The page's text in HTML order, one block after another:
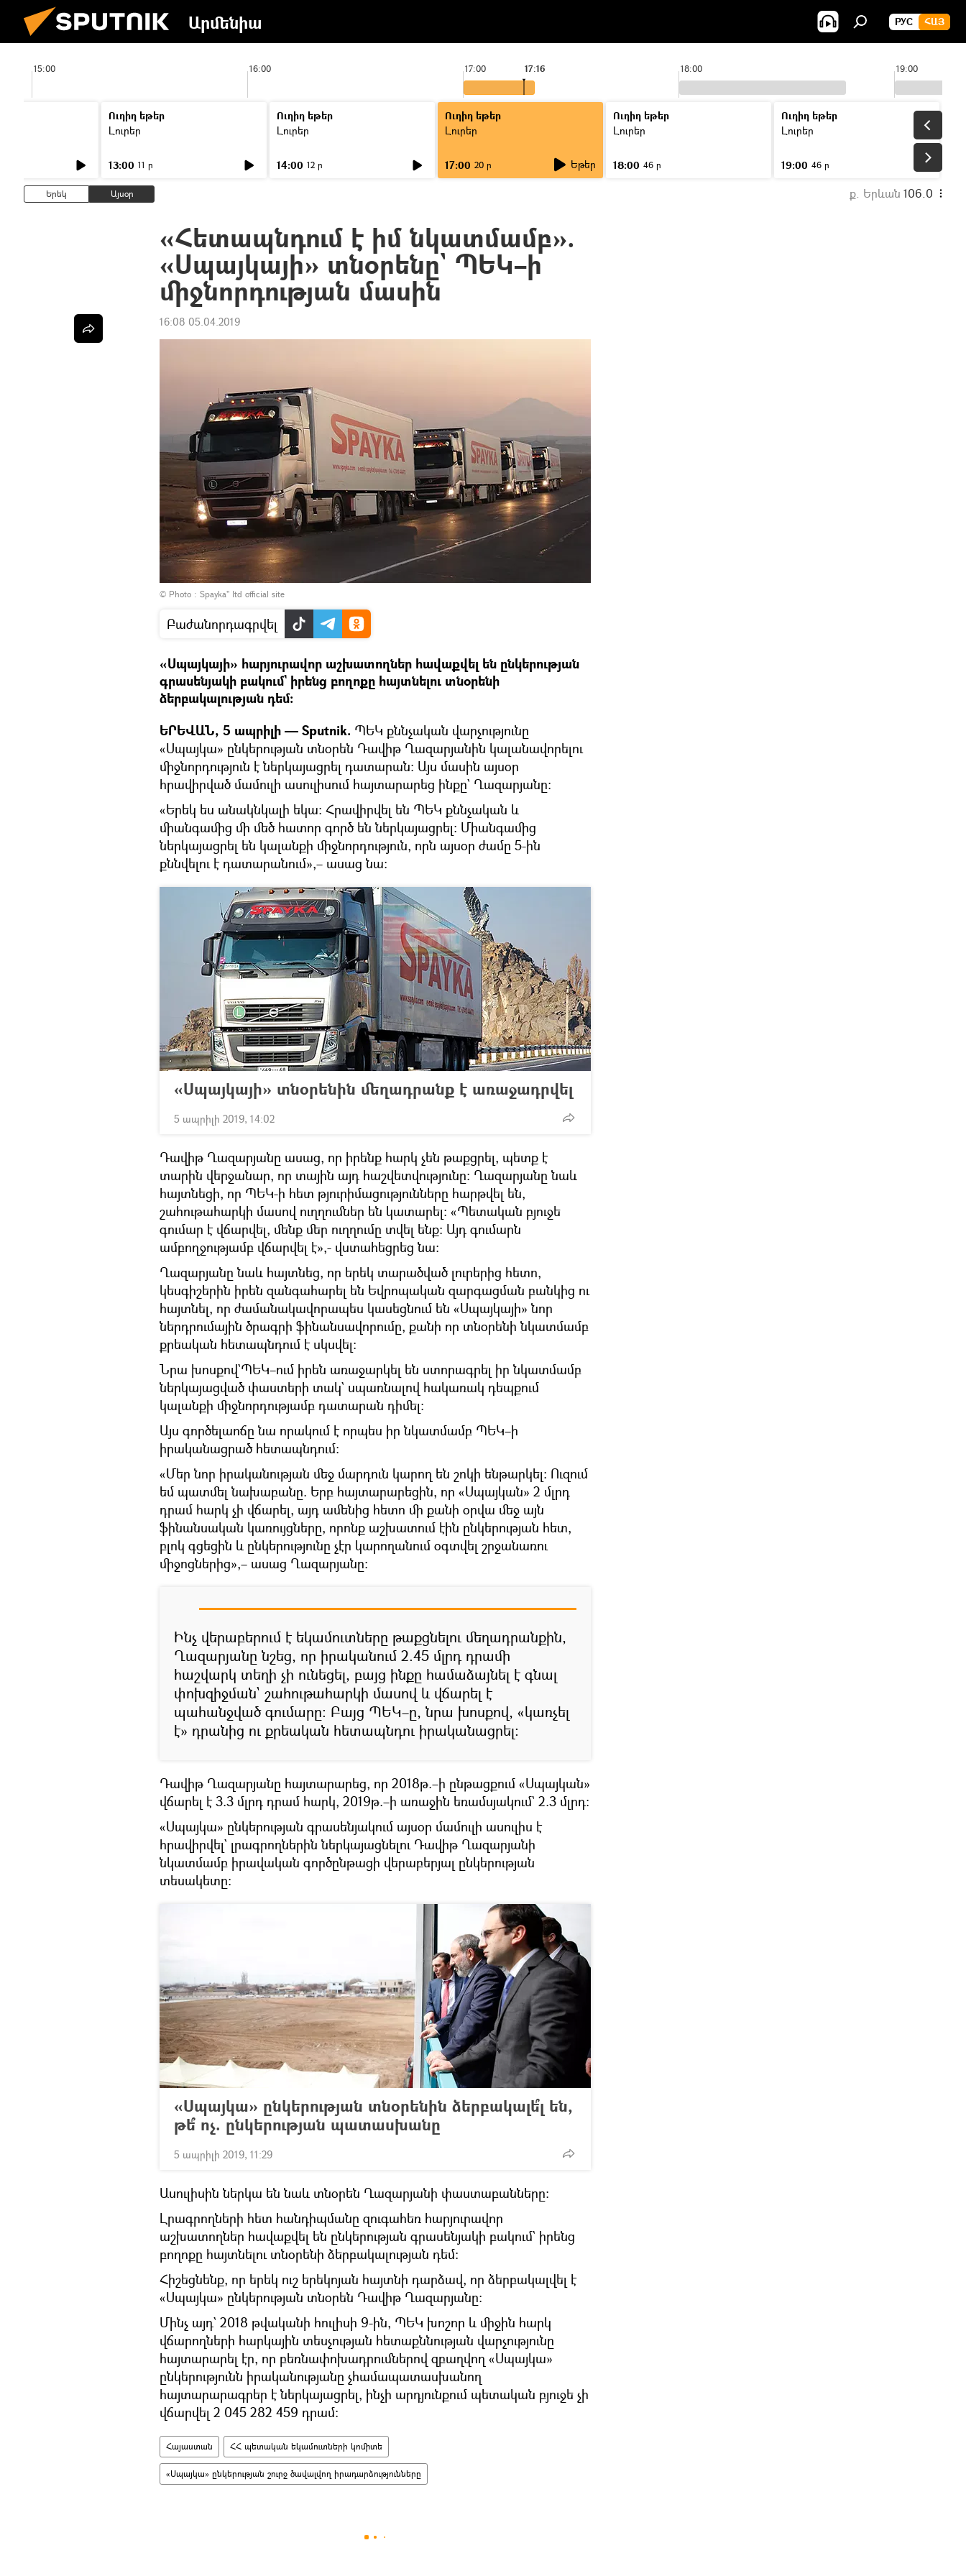
Արմենիա РУС ՀԱՅ
15:00 16:00 17:00 18:00 19:00
17:16
Ուղիղ եթեր
Լուրեր
13:00 11 ր
Ուղիղ եթեր
Լուրեր
14:00 12 ր
Ուղիղ եթեր
Լուրեր
17:00 20 ր Եթեր
Ուղիղ եթեր
Լուրեր
18:00 46 ր
Ուղիղ եթեր
Լուրեր
19:00 46 ր
Երեկ Այսօր ք. Երևան 106.0
«Հետապնդում է իմ նկատմամբ».
«Սպայկայի» տնօրենը` ՊԵԿ–ի
միջնորդության մասին
16:08 05.04.2019
© Photo : Spayka" ltd official site
Բաժանորդագրվել
«Սպայկայի» հարյուրավոր աշխատողներ հավաքվել են ընկերության
գրասենյակի բակում` իրենց բողոքը հայտնելու տնօրենի
ձերբակալության դեմ։
ԵՐԵՎԱՆ, 5 ապրիլի — Sputnik. ՊԵԿ քննչական վարչությունը
«Սպայկա» ընկերության տնօրեն Դավիթ Ղազարյանին կալանավորելու
միջնորդություն է ներկայացրել դատարան։ Այս մասին այսօր
հրավիրված մամուլի ասուլիսում հայտարարեց ինքը` Ղազարյանը։
«Երեկ ես անակնկալի եկա։ Հրավիրվել են ՊԵԿ քննչական և
միանգամից մի մեծ հատոր գործ են ներկայացրել։ Միանգամից
ներկայացրել են կալանքի միջնորդություն, որն այսօր ժամը 5-ին
քննվելու է դատարանում»,– ասաց նա։
«Սպայկայի» տնօրենին մեղադրանք է առաջադրվել
5 ապրիլի 2019, 14:02
Դավիթ Ղազարյանը ասաց, որ իրենք հարկ չեն թաքցրել, պետք է
տարին վերջանար, որ տային այդ հաշվետվությունը: Ղազարյանը նաև
հայտնեցի, որ ՊԵԿ-ի հետ թյուրիմացությունները հարթվել են,
շահութահարկի մասով ուղղումներ են կատարել: «Պետական բյուջե
գումար է վճարվել, մենք մեր ուղղումը տվել ենք: Այդ գումարն
ամբողջությամբ վճարվել է»,- վստահեցրեց նա:
Ղազարյանը նաև հայտնեց, որ երեկ տարածված լուրերից հետո,
կեսգիշերին իրեն զանգահարել են Եվրոպական զարգացման բանկից ու
հայտնել, որ ժամանակավորապես կասեցնում են «Սպայկայի» նոր
ներդրումային ծրագրի ֆինանսավորումը, քանի որ տնօրենի նկատմամբ
քրեական հետապնդում է սկսվել։
Նրա խոսքով`ՊԵԿ–ում իրեն առաջարկել են ստորագրել իր նկատմամբ
ներկայացված փաստերի տակ` սպառնալով հակառակ դեպքում
կալանքի միջնորդությամբ դատարան դիմել։
Այս գործելաոճը նա որակում է որպես իր նկատմամբ ՊԵԿ–ի
իրականացրած հետապնդում։
«Մեր նոր իրականության մեջ մարդուն կարող են շոկի ենթարկել։ Ուզում
եմ պատմել նախաբանը. Երբ հայտարարեցին, որ «Սպայկան» 2 մլրդ
դրամ հարկ չի վճարել, այդ ամենից հետո մի քանի օրվա մեջ այն
ֆինանսական կառույցները, որոնք աշխատում էին ընկերության հետ,
բլոկ գցեցին և ընկերությունը չէր կարողանում օգտվել շրջանառու
միջոցներից»,– ասաց Ղազարյանը։
Ինչ վերաբերում է եկամուտները թաքցնելու մեղադրանքին,
Ղազարյանը նշեց, որ իրականում 2.45 մլրդ դրամի
հաշվարկ տեղի չի ունեցել, բայց ինքը համաձայնել է գնալ
փոխզիջման` շահութահարկի մասով և վճարել է
պահանջված գումարը։ Բայց ՊԵԿ–ը, նրա խոսքով, «կառչել
է» դրանից ու քրեական հետապնդու իրականացրել։
Դավիթ Ղազարյանը հայտարարեց, որ 2018թ.–ի ընթացքում «Սպայկան»
վճարել է 3.3 մլրդ դրամ հարկ, 2019թ.–ի առաջին եռամսյակում` 2.3 մլրդ։
«Սպայկա» ընկերության գրասենյակում այսօր մամուլի ասուլիս է
հրավիրվել` լրագրողներին ներկայացնելու Դավիթ Ղազարյանի
նկատմամբ իրավական գործընթացի վերաբերյալ ընկերության
տեսակետը։
«Սպայկա» ընկերության տնօրենին ձերբակալե՞լ են,
թե՞ ոչ. ընկերության պատասխանը
5 ապրիլի 2019, 11:29
Ասուլիսին ներկա են նաև տնօրեն Ղազարյանի փաստաբանները։
Լրագրողների հետ հանդիպմանը զուգահեռ հարյուրավոր
աշխատողներ հավաքվել են ընկերության գրասենյակի բակում` իրենց
բողոքը հայտնելու տնօրենի ձերբակալության դեմ։
Հիշեցնենք, որ երեկ ուշ երեկոյան հայտնի դարձավ, որ ձերբակալվել է
«Սպայկա» ընկերության տնօրեն Դավիթ Ղազարյանը:
Մինչ այդ` 2018 թվականի հուլիսի 9-ին, ՊԵԿ խոշոր և միջին հարկ
վճարողների հարկային տեսչության հետաքննության վարչությունը
հայտարարել էր, որ բեռնափոխադրումներով զբաղվող «Սպայկա»
ընկերությունն իրականությանը չհամապատասխանող
հայտարարագրեր է ներկայացրել, ինչի արդյունքում պետական բյուջե չի
վճարվել 2 045 282 459 դրամ:
Հայաստան ՀՀ պետական եկամուտների կոմիտե
«Սպայկա» ընկերության շուրջ ծավալվող իրադարձությունները